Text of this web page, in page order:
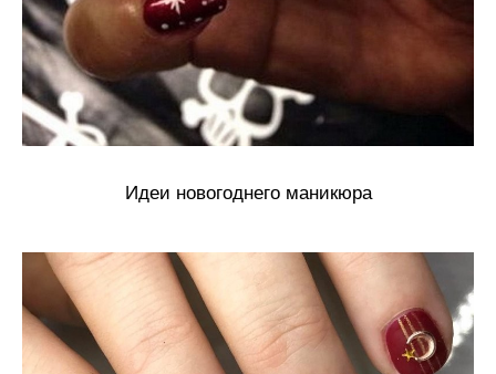
Идеи новогоднего маникюра